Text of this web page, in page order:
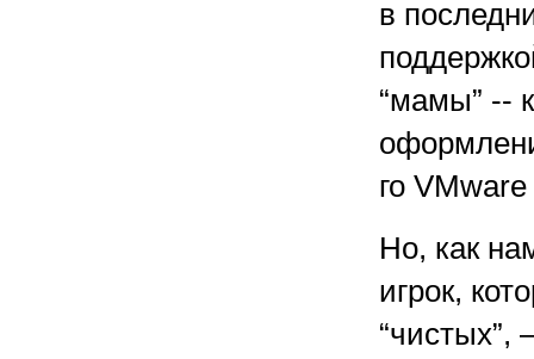
в
“мамы” --
го
Но, как
игрок,
“чистых”,